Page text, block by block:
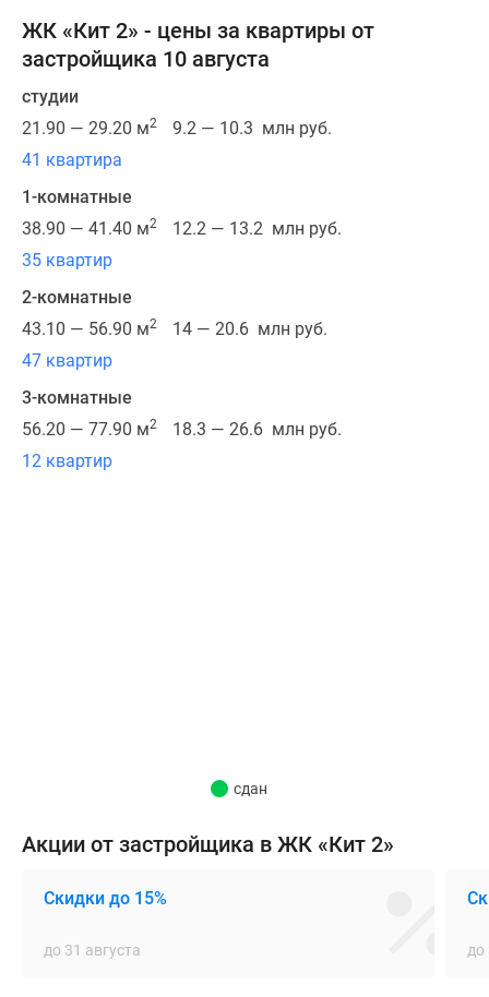
инфраструктуры,
а
также
культурного
города.
Навесные
вентилируемые
фасады
жилого
комплекса
облицованы
керамогранитом
и
качественным
что
прочность,
долговечность,
ЖК «Кит 2» - цены за квартиры от
застройщика 10 августа
студии
21.90 — 29.20 м2
9.2 — 10.3 млн руб.
41 квартира
1-комнатные
38.90 — 41.40 м2
12.2 — 13.2 млн руб.
35 квартир
2-комнатные
43.10 — 56.90 м2
14 — 20.6 млн руб.
47 квартир
3-комнатные
56.20 — 77.90 м2
18.3 — 26.6 млн руб.
12 квартир
сдан
Акции от застройщика в ЖК «Кит 2»
Скидки до 15%
до 31 августа до